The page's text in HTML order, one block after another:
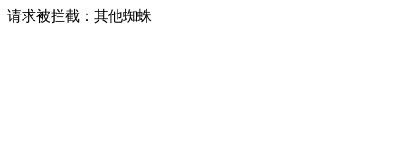
请求被拦截：其他蜘蛛